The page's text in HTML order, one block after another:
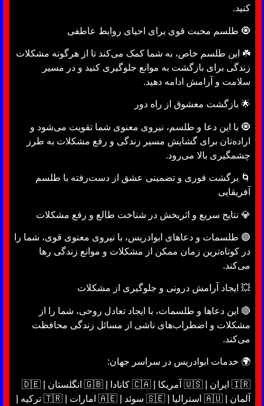
کنید.
🧿 طلسم محبت قوی برای احیای روابط عاطفی
☘️ این طلسم خاص، به شما کمک می‌کند تا از هرگونه مشکلات
زندگی برای بازگشت به موانع جلوگیری کنید و در مسیر
سلامت و آرامش ادامه دهید.
🌟 بازگشت معشوق از راه دور
🧿 با این دعا و طلسم، نیروی معنوی شما تقویت می‌شود و
اراده‌تان برای گشایش مسیر زندگی و رفع مشکلات به طرز
چشمگیری بالا می‌رود.
🌀 برگشت فوری و تضمینی عشق از دست‌رفته با طلسم
آفریقایی
💎 نتایج سریع و اثربخش در شناخت طالع و رفع مشکلات
🟣 طلسمات و دعاهای ابوادریس، با نیروی معنوی قوی، شما را
در کوتاه‌ترین زمان ممکن از مشکلات و موانع زندگی رها
می‌کند.
💥 ایجاد آرامش درونی و جلوگیری از مشکلات
🔴 این دعاها و طلسمات، با ایجاد تعادل روحی، شما را از
مشکلات و اضطراب‌های ناشی از مسائل زندگی محافظت
می‌کند.
🌍 خدمات ابوادریس در سراسر جهان:
🇮🇷 ایران | 🇺🇸 آمریکا | 🇨🇦 کانادا | 🇬🇧 انگلستان | 🇩🇪
آلمان | 🇦🇺 استرالیا | 🇸🇪 سوئد | 🇦🇪 امارات | 🇹🇷 ترکیه |